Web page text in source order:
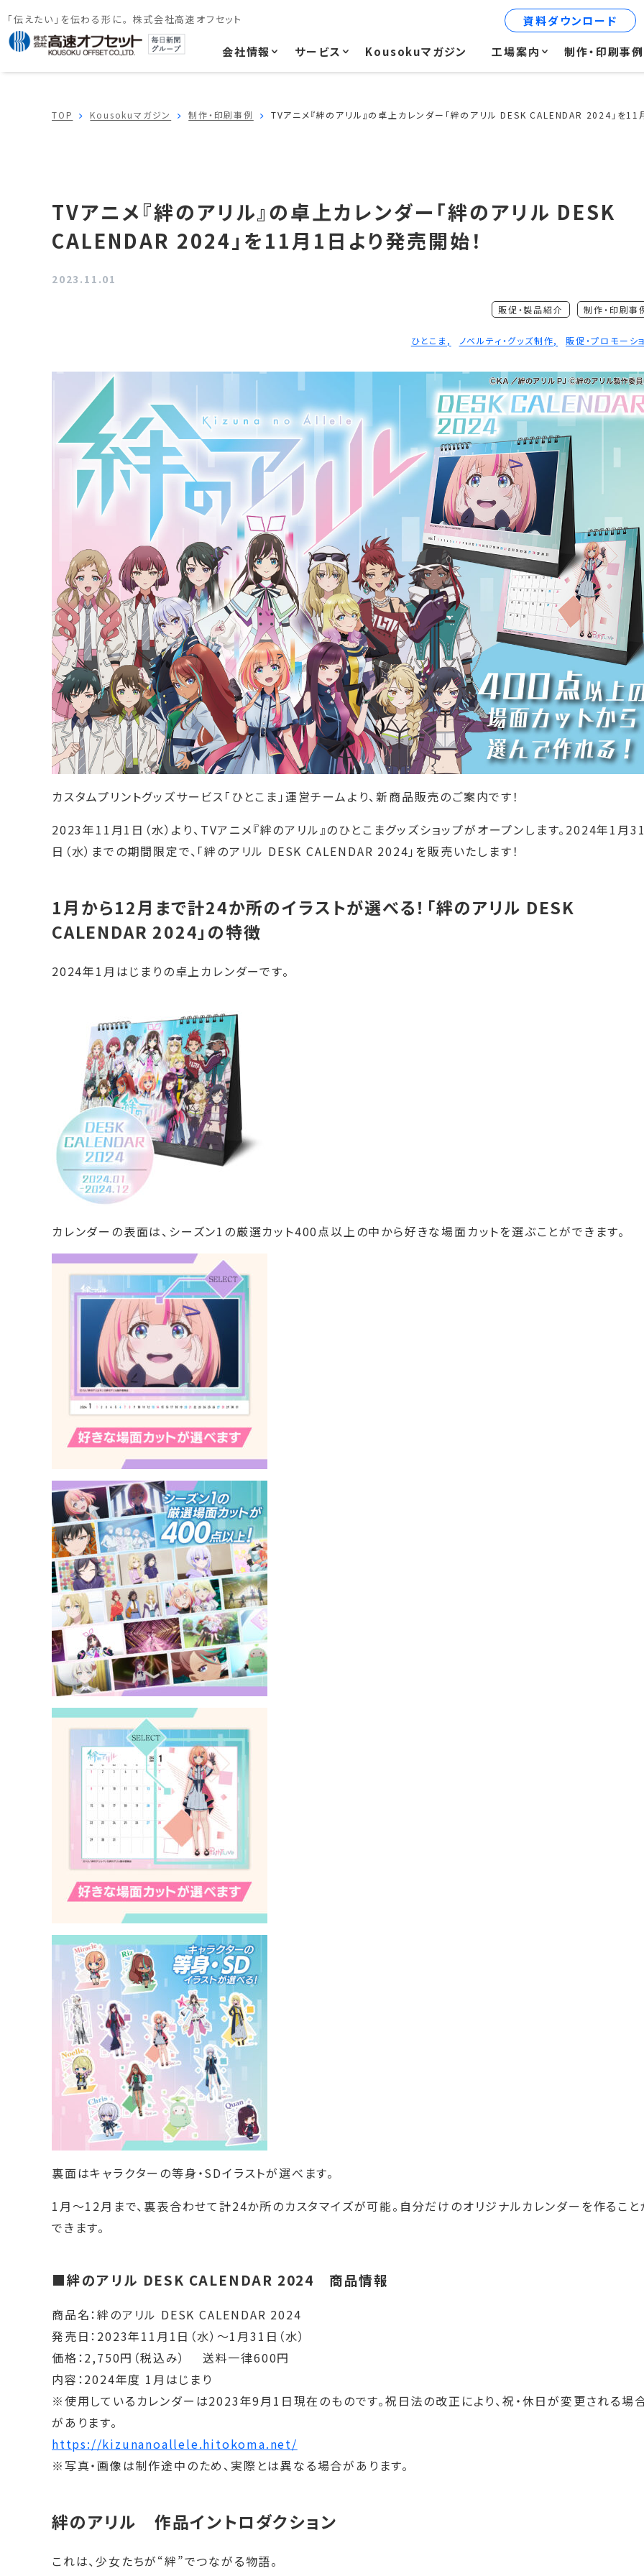
「伝えたい」を伝わる形に。 株式会社高速オフセット
会社情報 サービス Kousokuマガジン 工場案内 制作・印刷事例
資料ダウンロード
TOP Kousokuマガジン 制作・印刷事例 TVアニメ『絆のアリル』の卓上カレンダー「絆のアリル DESK CALENDAR 2024」を11
TVアニメ『絆のアリル』の卓上カレンダー「絆のアリル DESK
CALENDAR 2024」を11月1日より発売開始！
2023.11.01
販促・製品紹介 制作・印刷事
ひとこま ノベルティ・グッズ制作 販促・プロモーシ
カスタムプリントグッズサービス「ひとこま」運営チームより、新商品販売のご案内です！
2023年11月1日（水）より、TVアニメ『絆のアリル』のひとこまグッズショップがオープンします。2024年1月
日（水）までの期間限定で、「絆のアリル DESK CALENDAR 2024」を販売いたします！
1月から12月まで計24か所のイラストが選べる！「絆のアリル DESK
CALENDAR 2024」の特徴
2024年1月はじまりの卓上カレンダーです。
カレンダーの表面は、シーズン1の厳選カット400点以上の中から好きな場面カットを選ぶことができます。
裏面はキャラクターの等身・SDイラストが選べます。
1月～12月まで、裏表合わせて計24か所のカスタマイズが可能。自分だけのオリジナルカレンダーを作るこ
できます。
■絆のアリル DESK CALENDAR 2024 商品情報
商品名：絆のアリル DESK CALENDAR 2024
発売日：2023年11月1日（水）～1月31日（水）
価格：2,750円（税込み） 送料一律600円
内容：2024年度 1月はじまり
※使用しているカレンダーは2023年9月1日現在のものです。祝日法の改正により、祝・休日が変更される場
があります。
https://kizunanoallele.hitokoma.net/
※写真・画像は制作途中のため、実際とは異なる場合があります。
絆のアリル 作品イントロダクション
これは、少女たちが“絆”でつながる物語。